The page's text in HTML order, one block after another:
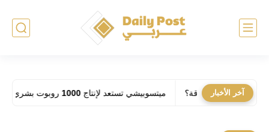
آخر الأخبار
أزمة الطاقة؟ ميتسوبيشي تستعد لإنتاج 1000 روبوت بشري شهرياً: فهل تحل الآلات مكان العمال في المصانع؟